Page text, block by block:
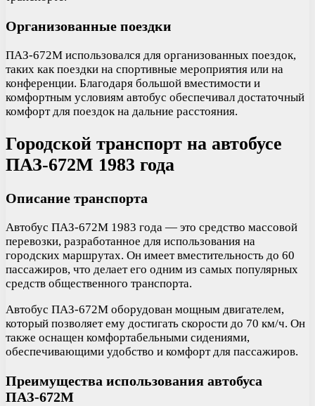
Организованные поездки
ПАЗ-672М использовался для организованных поездок,
таких как поездки на спортивные мероприятия или на
конференции. Благодаря большой вместимости и
комфортным условиям автобус обеспечивал достаточный
комфорт для поездок на дальние расстояния.
Городской транспорт на автобусе
ПАЗ-672М 1983 года
Описание транспорта
Автобус ПАЗ-672М 1983 года — это средство массовой
перевозки, разработанное для использования на
городских маршрутах. Он имеет вместительность до 60
пассажиров, что делает его одним из самых популярных
средств общественного транспорта.
Автобус ПАЗ-672М оборудован мощным двигателем,
который позволяет ему достигать скорости до 70 км/ч. Он
также оснащен комфортабельными сидениями,
обеспечивающими удобство и комфорт для пассажиров.
Преимущества использования автобуса
ПАЗ-672М